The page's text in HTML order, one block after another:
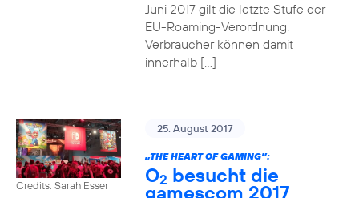
Juni 2017 gilt die letzte Stufe der
EU-Roaming-Verordnung.
Verbraucher können damit
innerhalb […]
Credits: Sarah Esser
25. August 2017
„THE HEART OF GAMING”:
O2 besucht die
gamescom 2017